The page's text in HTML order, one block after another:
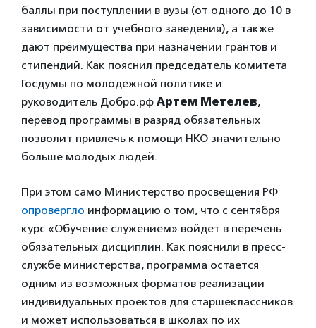
баллы при поступлении в вузы (от одного до 10 в
зависимости от учебного заведения), а также
дают преимущества при назначении грантов и
стипендий. Как пояснил председатель комитета
Госдумы по молодежной политике и
руководитель Добро.рф Артем Метелев,
перевод программы в разряд обязательных
позволит привлечь к помощи НКО значительно
больше молодых людей.
При этом само Министерство просвещения РФ
опровергло информацию о том, что с сентября
курс «Обучение служением» войдет в перечень
обязательных дисциплин. Как пояснили в пресс-
службе министерства, программа остается
одним из возможных форматов реализации
индивидуальных проектов для старшеклассников
и может использоваться в школах по их